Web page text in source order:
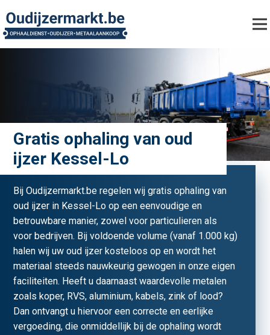
Gratis ophaling van oud
ijzer Kessel-Lo
Bij Oudijzermarkt.be regelen wij gratis ophaling van
oud ijzer in Kessel-Lo op een eenvoudige en
betrouwbare manier, zowel voor particulieren als
voor bedrijven. Bij voldoende volume (vanaf 1.000 kg)
halen wij uw oud ijzer kosteloos op en wordt het
materiaal steeds nauwkeurig gewogen in onze eigen
faciliteiten. Heeft u daarnaast waardevolle metalen
zoals koper, RVS, aluminium, kabels, zink of lood?
Dan ontvangt u hiervoor een correcte en eerlijke
vergoeding, die onmiddellijk bij de ophaling wordt